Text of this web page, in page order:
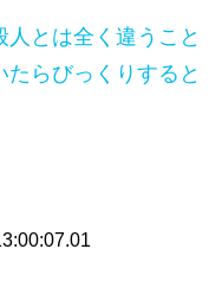
とは全く違うこと
らびっくりすると